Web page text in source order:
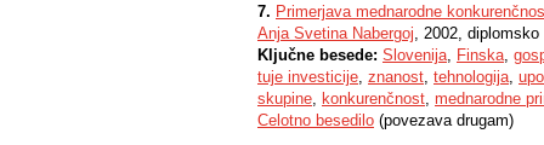
7. Primerjava mednarodne
Anja Svetina Nabergoj, 2002, diplomsko
Ključne besede: Slovenija, Finska,
tuje investicije, znanost, tehnologija,
skupine, konkurenčnost, mednarodne
Celotno besedilo (povezava drugam)